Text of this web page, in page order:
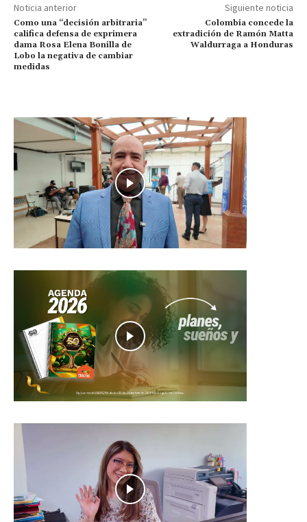
Noticia anterior
Como una “decisión arbitraria”
califica defensa de exprimera
dama Rosa Elena Bonilla de
Lobo la negativa de cambiar
medidas
Siguiente noticia
Colombia concede la
extradición de Ramón Matta
Waldurraga a Honduras